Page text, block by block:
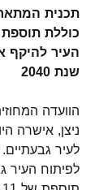
תכנית
שנת 2040
הוועדה
לעיר
לפיתוח העיר